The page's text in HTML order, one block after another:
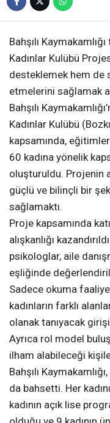
Bahşılı
Kadınlar Kulübü
desteklemek hem de
etmelerini sağlamak
Bahşılı
Kadınlar Kulübü
kapsamında,
60 kadına yönelik
oluşturuldu. Projenin
güçlü ve bilinçli bir
sağlamaktı.
Proje kapsamında
alışkanlığı
psikologlar, aile
eşliğinde
Sadece okuma
kadınların farklı
olanak tanıyacak
Ayrıca rol model
ilham alabileceği
Bahşılı
da bahsetti. Her
kadının açık lise